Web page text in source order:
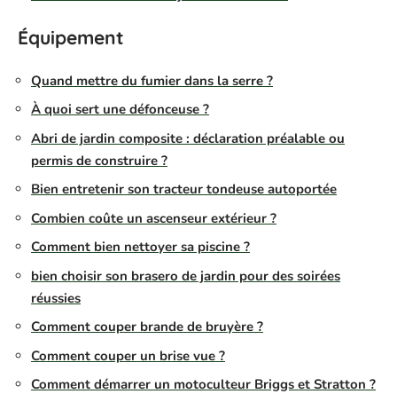
Équipement
Quand mettre du fumier dans la serre ?
À quoi sert une défonceuse ?
Abri de jardin composite : déclaration préalable ou
permis de construire ?
Bien entretenir son tracteur tondeuse autoportée
Combien coûte un ascenseur extérieur ?
Comment bien nettoyer sa piscine ?
bien choisir son brasero de jardin pour des soirées
réussies
Comment couper brande de bruyère ?
Comment couper un brise vue ?
Comment démarrer un motoculteur Briggs et Stratton ?